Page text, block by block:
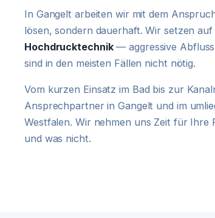
In Gangelt arbeiten wir mit dem
lösen, sondern dauerhaft. Wir setzen auf
Hochdrucktechnik— aggressive
sind in den meisten Fällen nicht nötig.
Vom kurzen Einsatz im Bad bis zur
Ansprechpartner in Gangelt und im
Westfalen. Wir nehmen uns Zeit für Ihre
und was nicht.